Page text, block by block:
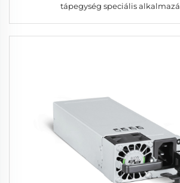
tápegység speciális